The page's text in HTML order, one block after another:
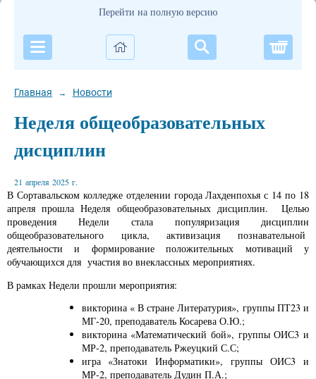
Перейти на полную версию
Главная → Новости
Неделя общеобразовательных
дисциплин
21 апреля 2025 г.
В Сортавальском колледже отделении города Лахденпохья с 14 по 18
апреля прошла Неделя общеобразовательных дисциплин. Целью
проведения Недели стала популяризация дисциплин
общеобразовательного цикла, активизация познавательной
деятельности и формирование положительных мотиваций у
обучающихся для участия во внеклассных мероприятиях.
В рамках Недели прошли мероприятия:
викторина « В стране Литературия», группы ПТ23 и
МГ-20, преподаватель Косарева О.Ю.;
викторина «Математический бой», группы ОИС3 и
МР-2, преподаватель Ржеуцкий С.С;
игра «Знатоки Информатики», группы ОИС3 и
МР-2, преподаватель Дудин П.А.;